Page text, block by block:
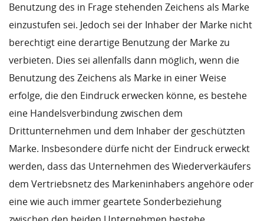
Benutzung des in Frage stehenden Zeichens als Marke
einzustufen sei. Jedoch sei der Inhaber der Marke nicht
berechtigt eine derartige Benutzung der Marke zu
verbieten. Dies sei allenfalls dann möglich, wenn die
Benutzung des Zeichens als Marke in einer Weise
erfolge, die den Eindruck erwecken könne, es bestehe
eine Handelsverbindung zwischen dem
Drittunternehmen und dem Inhaber der geschützten
Marke. Insbesondere dürfe nicht der Eindruck erweckt
werden, dass das Unternehmen des Wiederverkäufers
dem Vertriebsnetz des Markeninhabers angehöre oder
eine wie auch immer geartete Sonderbeziehung